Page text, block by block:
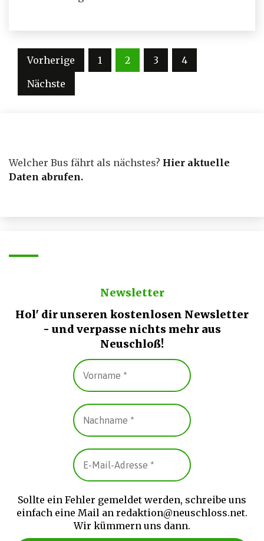
Seitennummerierung
der
Beiträge
Vorherige 1 2 3
4
Nächste
Welcher Bus fährt als nächstes? Hier aktuelle
Daten abrufen.
Newsletter
Hol' dir unseren kostenlosen Newsletter
- und verpasse nichts mehr aus
Neuschloß!
Sollte ein Fehler gemeldet werden, schreibe uns
einfach eine Mail an redaktion@neuschloss.net.
Wir kümmern uns dann.